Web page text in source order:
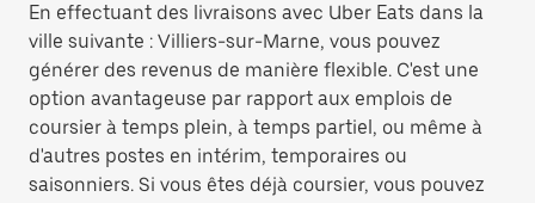
En effectuant des livraisons avec Uber Eats dans la
ville suivante : Villiers-sur-Marne, vous pouvez
générer des revenus de manière flexible. C'est une
option avantageuse par rapport aux emplois de
coursier à temps plein, à temps partiel, ou même à
d'autres postes en intérim, temporaires ou
saisonniers. Si vous êtes déjà coursier, vous pouvez